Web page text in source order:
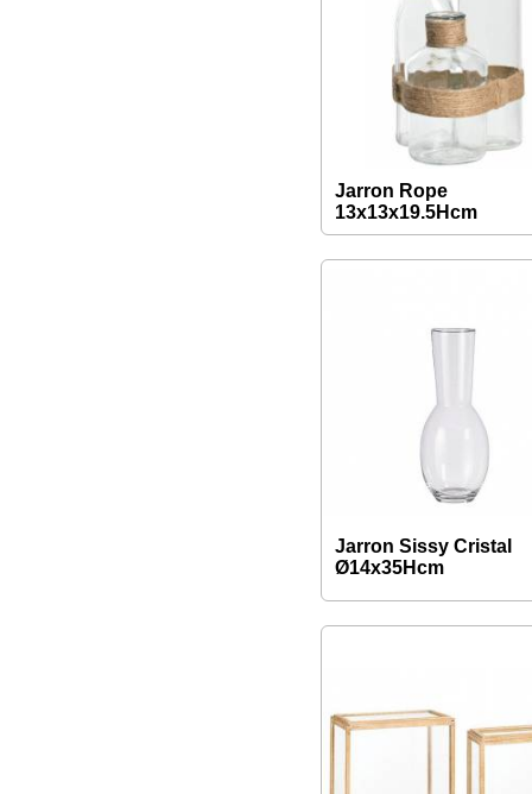
Jarron Rope
13x13x19.5Hcm
Jarron Sissy Cristal
Ø14x35Hcm